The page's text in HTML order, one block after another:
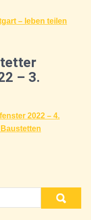
– leben teilen
– 3.
2022 – 4.